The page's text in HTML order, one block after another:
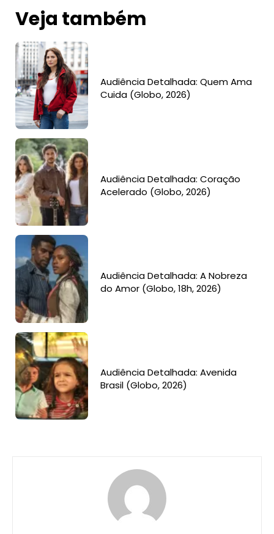
Veja também
Audiência Detalhada: Quem Ama
Cuida (Globo, 2026)
Audiência Detalhada: Coração
Acelerado (Globo, 2026)
Audiência Detalhada: A Nobreza
do Amor (Globo, 18h, 2026)
Audiência Detalhada: Avenida
Brasil (Globo, 2026)